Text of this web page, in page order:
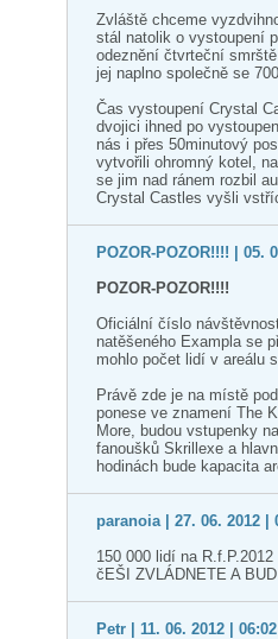
Zvláště chceme
stál natolik o vystoupení
odeznění čtvrteční
jej naplno společně se
Čas vystoupení Crystal
dvojici ihned po
nás i přes 50minutový
vytvořili ohromný kotel,
se jim nad ránem rozbil
Crystal Castles vyšli
POZOR-POZOR!!!! | 05.
POZOR-POZOR!!!!
Oficiální číslo
natěšeného Exampla se
mohlo počet lidí v areálu
Právě zde je na místě
ponese ve znamení The
More, budou vstupenky
fanoušků Skrillexe a
hodinách bude kapacita
paranoia | 27. 06. 2012 |
150 000 lidí na
čEŠI ZVLÁDNETE A
Petr | 11. 06. 2012 |